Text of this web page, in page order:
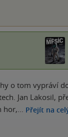
o tom vypráví
Jan Lakosil,
hor,… Přejít na